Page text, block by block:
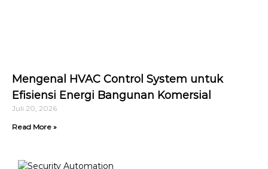
Mengenal HVAC Control System untuk
Efisiensi Energi Bangunan Komersial
Juli 20, 2026
Read More »